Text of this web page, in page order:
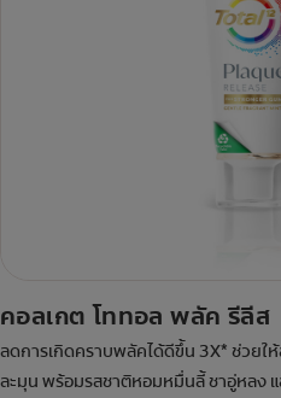
คอลเกต โททอล พลัค รีลีส
ลดการเกิดคราบพลัคได้ดีขึ้น 3X* ช่วยใ
ละมุน พร้อมรสชาติหอมหมื่นลี้ ชาอู่หลง